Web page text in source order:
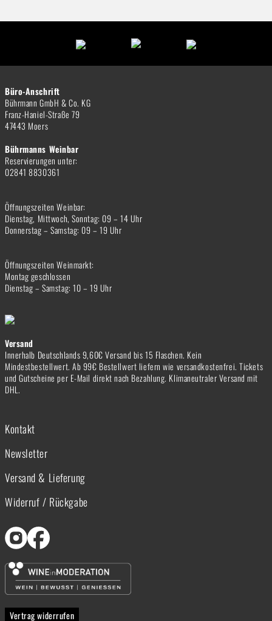
Büro-Anschrift
Bührmann GmbH & Co. KG
Franz-Haniel-Straße 79
47443 Moers
Bührmanns Weinbar
Reservierungen unter:
02841 8830361
Öffnungszeiten Weinbar:
Dienstag, Mittwoch, Sonntag: 09 – 14 Uhr
Donnerstag – Samstag: 09 – 19 Uhr
Öffnungszeiten Weinmarkt:
Montag geschlossen
Dienstag – Samstag: 10 – 19 Uhr
Versand
Innerhalb Deutschlands 9,60€ Versand bis 15 Flaschen. Kein
Mindestbestellwert. Ab 99€ Bestellwert liefern wie versandkostenfrei. Tickets
und Gutscheine per E-Mail direkt nach Bezahlung. Klimaneutraler Versand mit
DHL.
Kontakt
Newsletter
Versand & Lieferung
Widerruf / Rückgabe
Vertrag widerrufen